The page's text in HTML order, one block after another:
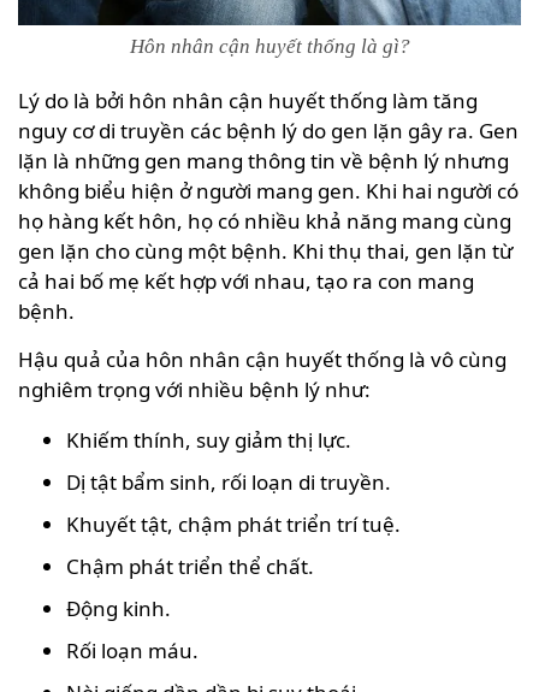
Hôn nhân cận huyết thống là gì?
Lý do là bởi hôn nhân cận huyết thống làm tăng
nguy cơ di truyền các bệnh lý do gen lặn gây ra. Gen
lặn là những gen mang thông tin về bệnh lý nhưng
không biểu hiện ở người mang gen. Khi hai người có
họ hàng kết hôn, họ có nhiều khả năng mang cùng
gen lặn cho cùng một bệnh. Khi thụ thai, gen lặn từ
cả hai bố mẹ kết hợp với nhau, tạo ra con mang
bệnh.
Hậu quả của hôn nhân cận huyết thống là vô cùng
nghiêm trọng với nhiều bệnh lý như:
Khiếm thính, suy giảm thị lực.
Dị tật bẩm sinh, rối loạn di truyền.
Khuyết tật, chậm phát triển trí tuệ.
Chậm phát triển thể chất.
Động kinh.
Rối loạn máu.